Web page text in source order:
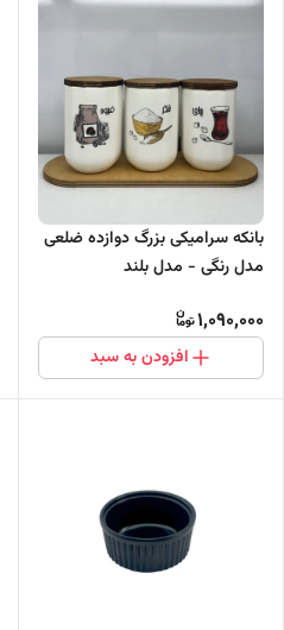
بانکه سرامیکی بزرگ دوازده ضلعی
مدل رنگی - مدل بلند
1,090,000
افزودن به سبد